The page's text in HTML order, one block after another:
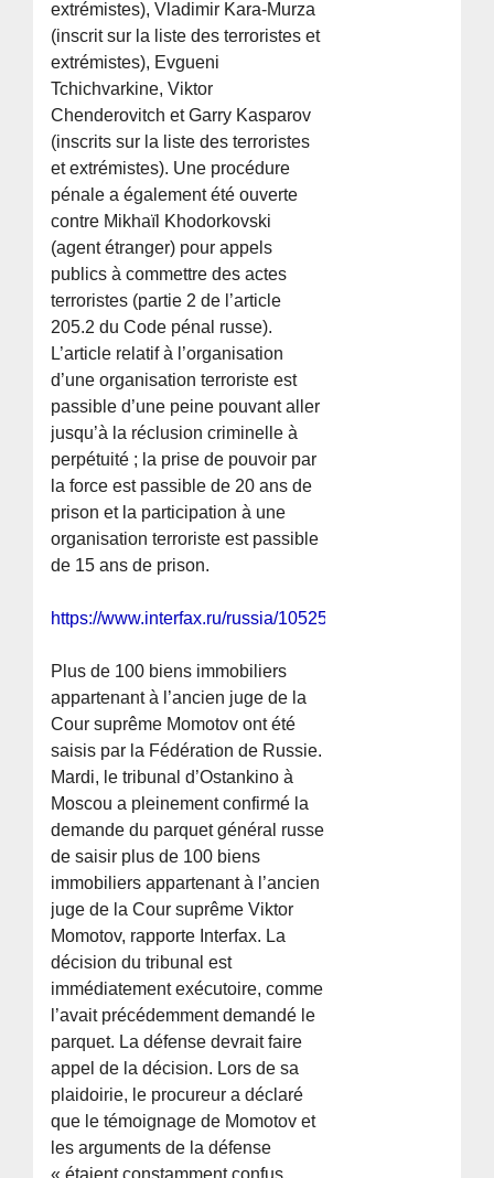
extrémistes), Vladimir Kara-Murza
(inscrit sur la liste des terroristes et
extrémistes), Evgueni
Tchichvarkine, Viktor
Chenderovitch et Garry Kasparov
(inscrits sur la liste des terroristes
et extrémistes). Une procédure
pénale a également été ouverte
contre Mikhaïl Khodorkovski
(agent étranger) pour appels
publics à commettre des actes
terroristes (partie 2 de l’article
205.2 du Code pénal russe).
L’article relatif à l’organisation
d’une organisation terroriste est
passible d’une peine pouvant aller
jusqu’à la réclusion criminelle à
perpétuité ; la prise de pouvoir par
la force est passible de 20 ans de
prison et la participation à une
organisation terroriste est passible
de 15 ans de prison.
https://www.interfax.ru/russia/1052580
Plus de 100 biens immobiliers
appartenant à l’ancien juge de la
Cour suprême Momotov ont été
saisis par la Fédération de Russie.
Mardi, le tribunal d’Ostankino à
Moscou a pleinement confirmé la
demande du parquet général russe
de saisir plus de 100 biens
immobiliers appartenant à l’ancien
juge de la Cour suprême Viktor
Momotov, rapporte Interfax. La
décision du tribunal est
immédiatement exécutoire, comme
l’avait précédemment demandé le
parquet. La défense devrait faire
appel de la décision. Lors de sa
plaidoirie, le procureur a déclaré
que le témoignage de Momotov et
les arguments de la défense